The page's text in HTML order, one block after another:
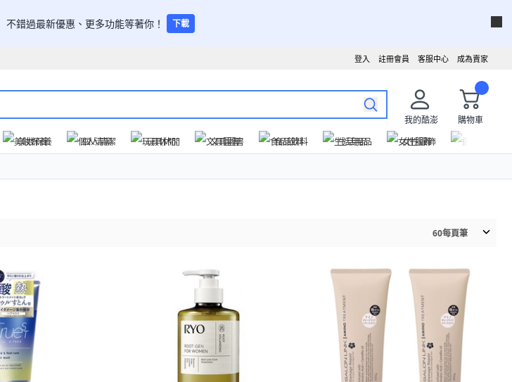
不錯過最新優惠、更多功能等著你！ 下載
成為賣家
客服中心
註冊會員
登入
我的酷澎
購物車
美妝保養 個人清潔 玩具休閒 文具圖書 食品飲料 生活用品 女性服飾
60每頁筆